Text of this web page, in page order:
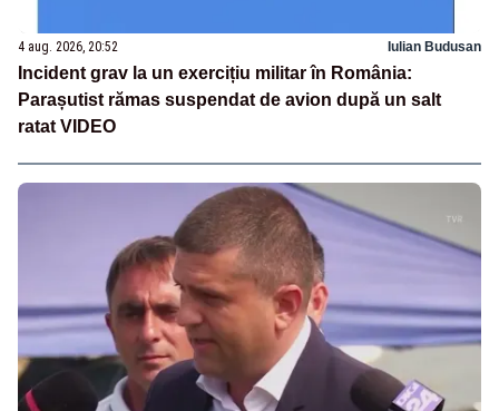
4 aug. 2026, 20:52 Iulian Budusan
Incident grav la un exercițiu militar în România:
Parașutist rămas suspendat de avion după un salt
ratat VIDEO